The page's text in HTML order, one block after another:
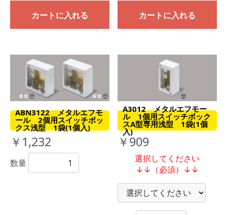
カートに入れる カートに入れる
ABN3122 メタルエフモ
ール 2個用スイッチボッ
クス浅型 1袋(1個入)
￥1,232
数量
A3012 メタルエフモー
ル 1個用スイッチボック
スA型専用浅型 1袋(1個
入)
￥909
選択してください
↓↓（必須）↓↓